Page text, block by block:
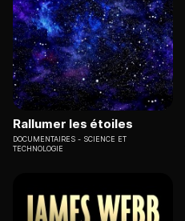
Rallumer les étoiles
DOCUMENTAIRES
SCIENCE ET
TECHNOLOGIE